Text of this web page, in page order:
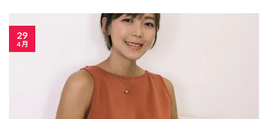
29
4 月